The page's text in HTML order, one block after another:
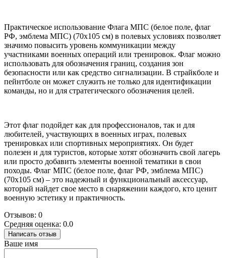
Практическое использование Флага МПС (белое поле, флаг
РФ, эмблема МПС) (70х105 см) в полевых условиях позволяет
значимо повысить уровень коммуникации между
участниками военных операций или тренировок. Флаг можно
использовать для обозначения границ, создания зон
безопасности или как средство сигнализации. В страйкболе и
пейнтболе он может служить не только для идентификации
команды, но и для стратегического обозначения целей.
Этот флаг подойдет как для профессионалов, так и для
любителей, участвующих в военных играх, полевых
тренировках или спортивных мероприятиях. Он будет
полезен и для туристов, которые хотят обозначить свой лагерь
или просто добавить элементы военной тематики в свои
походы. Флаг МПС (белое поле, флаг РФ, эмблема МПС)
(70х105 см) – это надежный и функциональный аксессуар,
который найдет свое место в снаряжении каждого, кто ценит
военную эстетику и практичность.
Отзывов: 0
Средняя оценка: 0.0
Написать отзыв
Ваше имя